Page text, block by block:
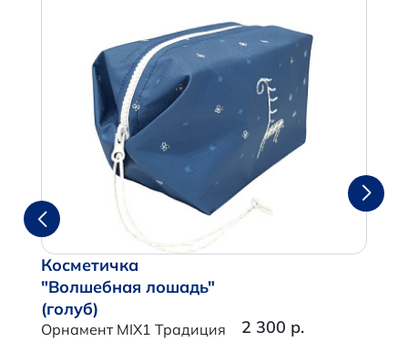
Косметичка
"Волшебная лошадь"
(голуб)
Орнамент MIX1 Традиция 2 300 р.